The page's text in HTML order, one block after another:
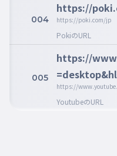
004
https://
https://poki.com/jp
PokiのURL
005
https://
https://
YoutubeのURL